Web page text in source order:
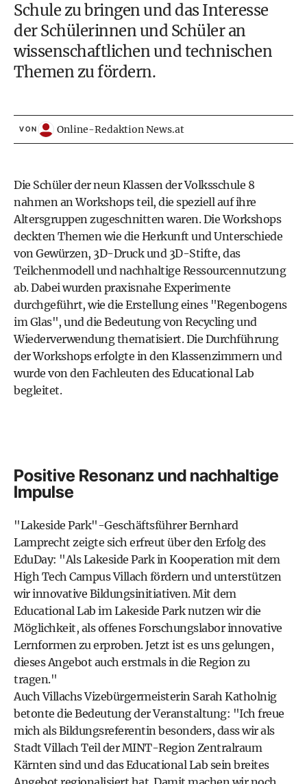
Schule zu bringen und das Interesse
der Schülerinnen und Schüler an
wissenschaftlichen und technischen
Themen zu fördern.
VON Online-Redaktion News.at
Die Schüler der neun Klassen der Volksschule 8
nahmen an Workshops teil, die speziell auf ihre
Altersgruppen zugeschnitten waren. Die Workshops
deckten Themen wie die Herkunft und Unterschiede
von Gewürzen, 3D-Druck und 3D-Stifte, das
Teilchenmodell und nachhaltige Ressourcennutzung
ab. Dabei wurden praxisnahe Experimente
durchgeführt, wie die Erstellung eines "Regenbogens
im Glas", und die Bedeutung vonRecyclingund
Wiederverwendung thematisiert. Die Durchführung
der Workshops erfolgte in den Klassenzimmern und
wurde von den Fachleuten des Educational Lab
begleitet.
Positive Resonanz und nachhaltige
Impulse
"Lakeside Park"-Geschäftsführer Bernhard
Lamprecht zeigte sich erfreut über den Erfolg des
EduDay: "Als Lakeside Park in Kooperation mit dem
High Tech Campus Villach fördern und unterstützen
wir innovative Bildungsinitiativen. Mit dem
Educational Lab im Lakeside Park nutzen wir die
Möglichkeit, als offenes Forschungslabor innovative
Lernformen zu erproben. Jetzt ist es uns gelungen,
dieses Angebot auch erstmals in die Region zu
tragen."
Auch Villachs Vizebürgermeisterin Sarah Katholnig
betonte die Bedeutung der Veranstaltung: "Ich freue
mich als Bildungsreferentin besonders, dass wir als
Stadt Villach Teil der MINT-Region Zentralraum
Kärnten sind und das Educational Lab sein breites